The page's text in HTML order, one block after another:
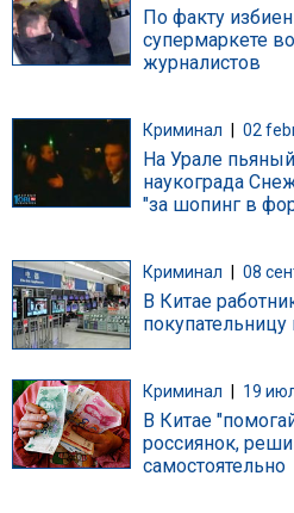
По факту
супермаркете
журналистов
Криминал 02
На Урале
наукограда
"за шопинг в
Криминал 08
В Китае
покупательницу
Криминал 19
В Китае
россиянок,
самостоятельно